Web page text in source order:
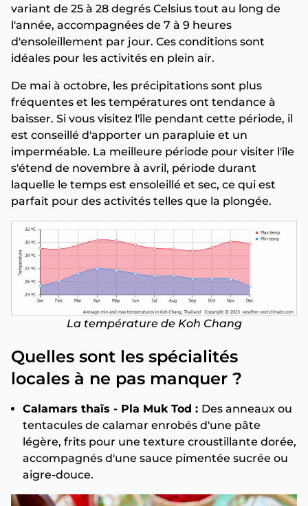
variant de 25 à 28 degrés Celsius tout au long de
l'année, accompagnées de 7 à 9 heures
d'ensoleillement par jour. Ces conditions sont
idéales pour les activités en plein air.
De mai à octobre, les précipitations sont plus
fréquentes et les températures ont tendance à
baisser. Si vous visitez l'île pendant cette période, il
est conseillé d'apporter un parapluie et un
imperméable. La meilleure période pour visiter l'île
s'étend de novembre à avril, période durant
laquelle le temps est ensoleillé et sec, ce qui est
parfait pour des activités telles que la plongée.
La température de Koh Chang
Quelles sont les spécialités
locales à ne pas manquer ?
Calamars thaïs - Pla Muk Tod : Des anneaux ou
tentacules de calamar enrobés d'une pâte
légère, frits pour une texture croustillante dorée,
accompagnés d'une sauce pimentée sucrée ou
aigre-douce.